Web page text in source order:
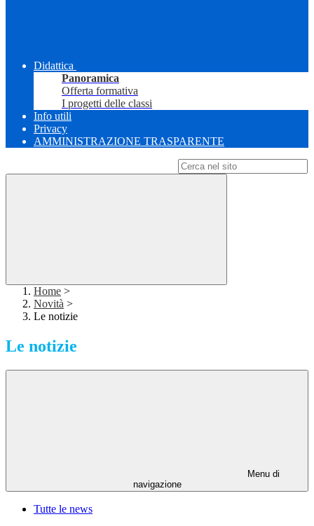
Didattica
Panoramica
Offerta formativa
I progetti delle classi
Info utili
Privacy
AMMINISTRAZIONE TRASPARENTE
Home >
Novità >
Le notizie
Le notizie
Menu di
navigazione
Tutte le news